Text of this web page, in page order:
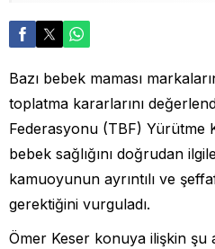
Bazı bebek maması
toplatma kararlarını
Federasyonu (TBF) Yürütme
bebek sağlığını doğrudan
kamuoyunun ayrıntılı ve
gerektiğini vurguladı.
Ömer Keser konuya ilişkin şu